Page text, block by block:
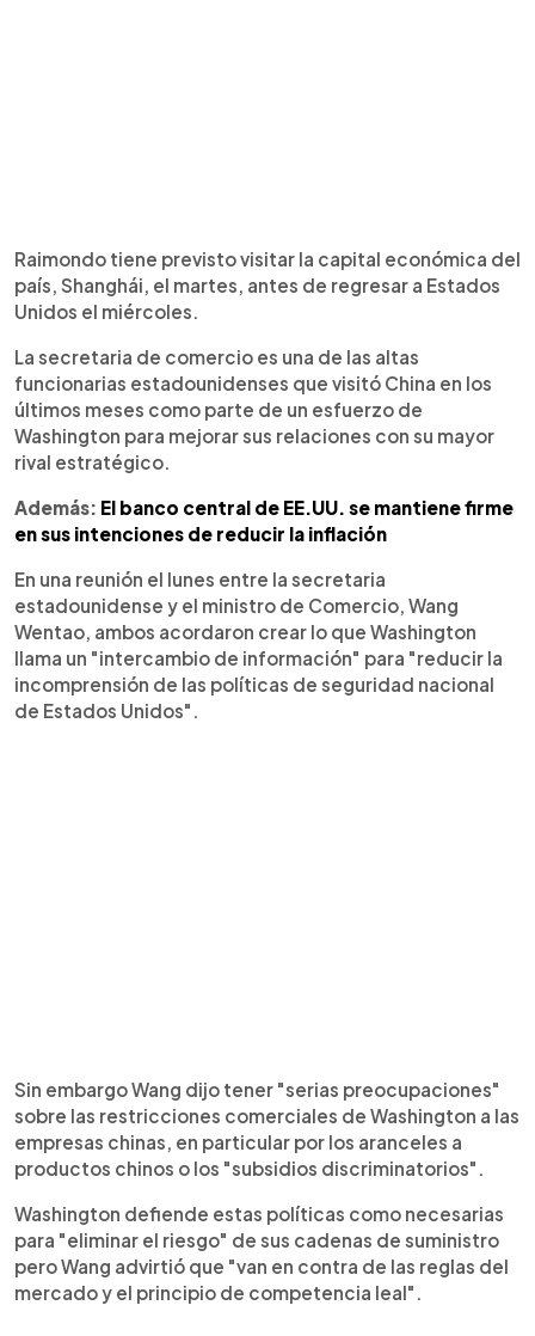
Raimondo tiene previsto visitar la capital económica del
país, Shanghái, el martes, antes de regresar a Estados
Unidos el miércoles.
La secretaria de comercio es una de las altas
funcionarias estadounidenses que visitó China en los
últimos meses como parte de un esfuerzo de
Washington para mejorar sus relaciones con su mayor
rival estratégico.
Además: El banco central de EE.UU. se mantiene firme
en sus intenciones de reducir la inflación
En una reunión el lunes entre la secretaria
estadounidense y el ministro de Comercio, Wang
Wentao, ambos acordaron crear lo que Washington
llama un "intercambio de información" para "reducir la
incomprensión de las políticas de seguridad nacional
de Estados Unidos".
Sin embargo Wang dijo tener "serias preocupaciones"
sobre las restricciones comerciales de Washington a las
empresas chinas, en particular por los aranceles a
productos chinos o los "subsidios discriminatorios".
Washington defiende estas políticas como necesarias
para "eliminar el riesgo" de sus cadenas de suministro
pero Wang advirtió que "van en contra de las reglas del
mercado y el principio de competencia leal".